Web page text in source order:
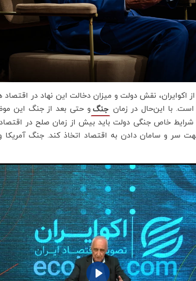
از اکوایران، نقش دولت و میزان دخالت این نهاد در
است. با این‌حال در زمان جنگ و حتی بعد از جنگ این
شرایط خاص جنگی دولت باید بیش از زمان صلح در
سر و سامان دادن به اقتصاد اتخاذ کند. جنگ آمریکا و